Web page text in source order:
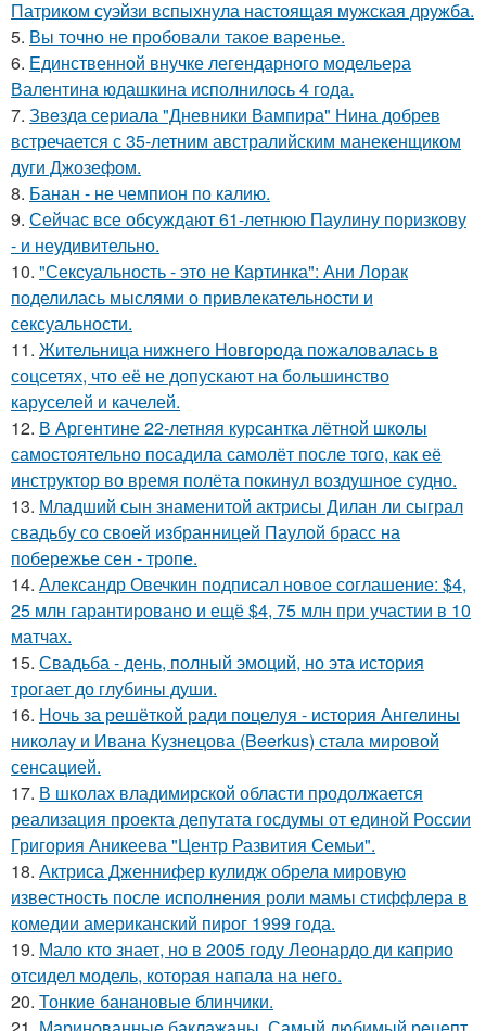
Патриком суэйзи вспыхнула настоящая мужская дружба.
5. Вы точно не пробовали такое варенье.
6. Единственной внучке легендарного модельера
Валентина юдашкина исполнилось 4 года.
7. Звeздa сериала "Дневники Вампира" Нина добрев
встречается с 35-летним австралийским манекенщиком
дуги Джозефом.
8. Банан - не чемпион по калию.
9. Сейчас все обсуждают 61-летнюю Паулину поризкову
- и неудивительно.
10. "Сексуальность - это не Картинка": Ани Лорак
поделилась мыслями о привлекательности и
сексуальности.
11. Жительница нижнего Новгорода пожаловалась в
соцсетях, что её не допускают на большинство
каруселей и качелей.
12. В Аргентине 22-летняя курсантка лётной школы
самостоятельно посадила самолёт после того, как её
инструктор во время полёта покинул воздушное судно.
13. Младший сын знаменитой актрисы Дилан ли сыграл
свадьбу со своей избранницей Паулой брасс на
побережье сен - тропе.
14. Александр Овечкин подписал новое соглашение: $4,
25 млн гарантировано и ещё $4, 75 млн при участии в 10
матчах.
15. Свадьба - день, полный эмоций, но эта история
трогает до глубины души.
16. Ночь за решёткой ради поцелуя - история Ангелины
николау и Ивана Кузнецова (Beerkus) стала мировой
сенсацией.
17. В школах владимирской области продолжается
реализация проекта депутата госдумы от единой России
Григория Аникеева "Центр Развития Семьи".
18. Актриса Дженнифер кулидж обрела мировую
известность после исполнения роли мамы стиффлера в
комедии американский пирог 1999 года.
19. Мало кто знает, но в 2005 году Леонардо ди каприо
отсидел модель, которая напала на него.
20. Тонкие банановые блинчики.